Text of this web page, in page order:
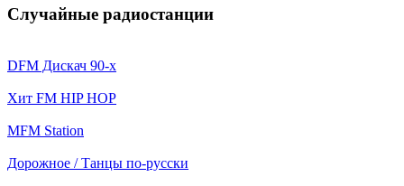
Случайные радиостанции
DFM Дискач 90-x
Хит FM HIP HOP
MFM Station
Дорожное / Танцы по-русски